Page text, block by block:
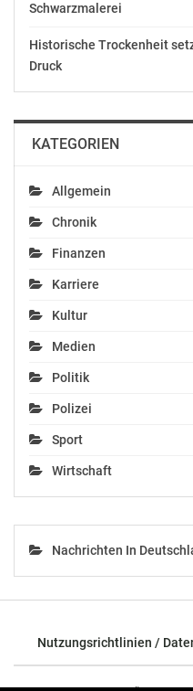
Schwarzmalerei
Historische Trockenheit
Druck
KATEGORIEN
Allgemein
Chronik
Finanzen
Karriere
Kultur
Medien
Politik
Polizei
Sport
Wirtschaft
Nachrichten In
Nutzungsrichtlinien /